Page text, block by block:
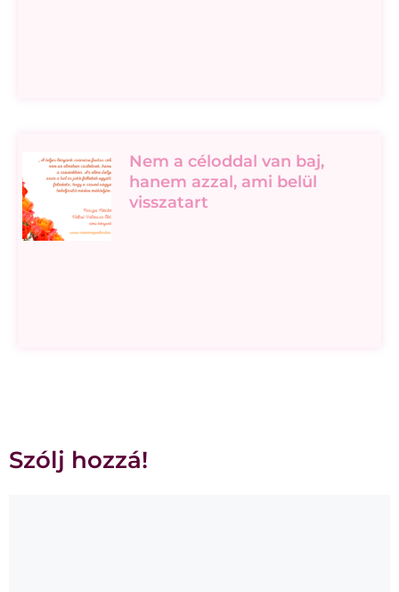
Nem a céloddal van baj,
hanem azzal, ami belül
visszatart
Szólj hozzá!